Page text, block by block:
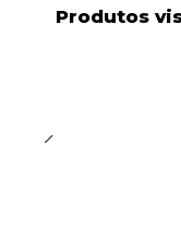
Produtos